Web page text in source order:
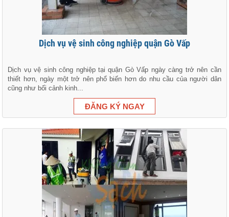
Dịch vụ vệ sinh công nghiệp quận Gò Vấp
Dịch vụ vệ sinh công nghiệp tại quận Gò Vấp ngày càng trở nên cần
thiết hơn, ngày một trở nên phổ biến hơn do nhu cầu của người dân
cũng như bối cảnh kinh...